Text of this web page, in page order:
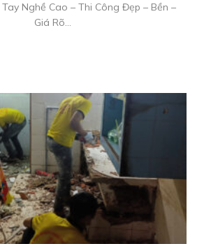
Nghề Cao – Thi Công Đẹp – Bền –
Giá Rõ...